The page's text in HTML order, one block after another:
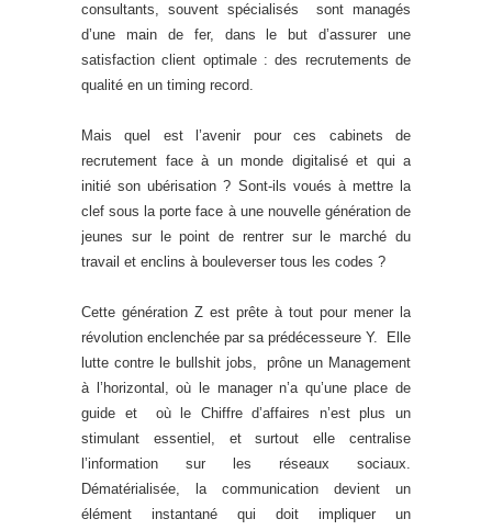
consultants, souvent spécialisés sont managés
d’une main de fer, dans le but d’assurer une
satisfaction client optimale : des recrutements de
qualité en un timing record.
Mais quel est l’avenir pour ces cabinets de
recrutement face à un monde digitalisé et qui a
initié son ubérisation ? Sont-ils voués à mettre la
clef sous la porte face à une nouvelle génération de
jeunes sur le point de rentrer sur le marché du
travail et enclins à bouleverser tous les codes ?
Cette génération Z est prête à tout pour mener la
révolution enclenchée par sa prédécesseure Y. Elle
lutte contre le bullshit jobs, prône un Management
à l’horizontal, où le manager n’a qu’une place de
guide et où le Chiffre d’affaires n’est plus un
stimulant essentiel, et surtout elle centralise
l’information sur les réseaux sociaux.
Dématérialisée, la communication devient un
élément instantané qui doit impliquer un